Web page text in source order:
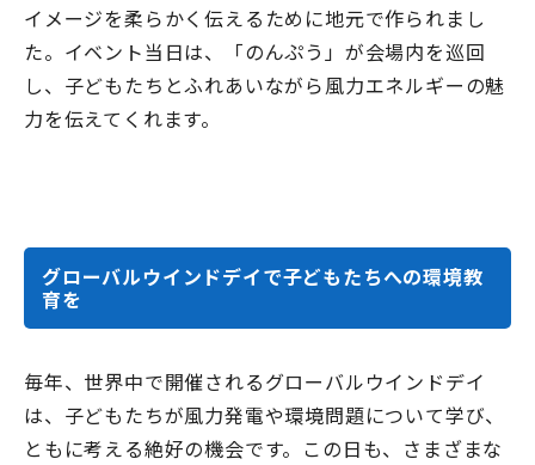
イメージを柔らかく伝えるために地元で作られまし
た。イベント当日は、「のんぷう」が会場内を巡回
し、子どもたちとふれあいながら風力エネルギーの魅
力を伝えてくれます。
グローバルウインドデイで子どもたちへの環境教
育を
毎年、世界中で開催されるグローバルウインドデイ
は、子どもたちが風力発電や環境問題について学び、
ともに考える絶好の機会です。この日も、さまざまな